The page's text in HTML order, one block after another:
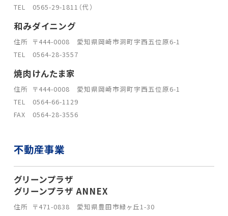
TEL
0565-29-1811（代）
和みダイニング
住所
〒444-0008 愛知県岡崎市洞町字西五位原6-1
TEL
0564-28-3557
焼肉けんたま家
住所
〒444-0008 愛知県岡崎市洞町字西五位原6-1
TEL
0564-66-1129
FAX
0564-28-3556
不動産事業
グリーンプラザ
グリーンプラザ ANNEX
住所 〒471-0838 愛知県豊田市緑ヶ丘1-30